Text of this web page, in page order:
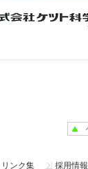
リンク集 採用情報